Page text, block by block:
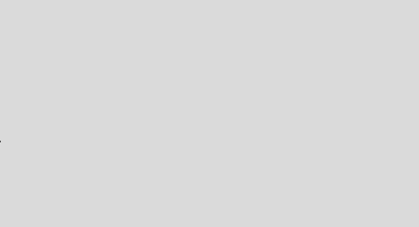
erforderliche Leistung sowie zusätzliche
platziert oder neben Sofas versteckt sind und zu
entfernen, indem eine Nahfeldmessung durchgeführt und
Platzierung des Subwoofers dort, wo er allen
unsere Sub Control 3.0-App der 3. Generation mit